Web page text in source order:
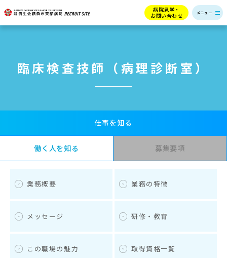
病院見学・
お問い合わせ
臨床検査技師（病理診断室）
仕事を知る
働く人を知る 募集要項
業務概要 業務の特徴
メッセージ 研修・教育
この職場の魅力 取得資格一覧